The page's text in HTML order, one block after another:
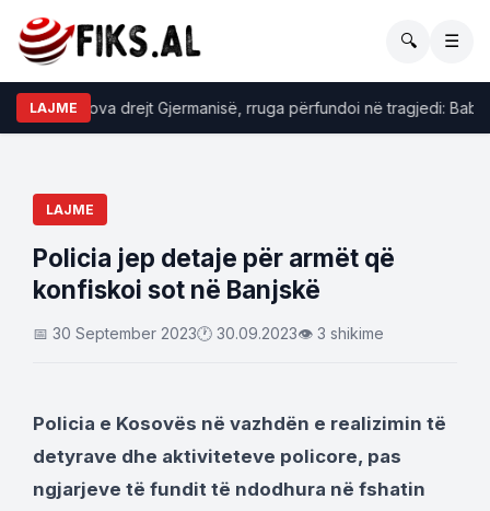
🔍 ☰
LAJME
nga Kosova drejt Gjermanisë, rruga përfundoi në tragjedi: Babë
LAJME
Policia jep detaje për armët që
konfiskoi sot në Banjskë
📅 30 September 2023🕐 30.09.2023👁 3 shikime
Policia e Kosovës në vazhdën e realizimin të
detyrave dhe aktiviteteve policore, pas
ngjarjeve të fundit të ndodhura në fshatin